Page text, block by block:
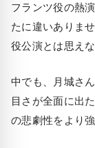
フランツ役の熱
たに違いありま
役公演とは思え
中でも、月城さ
目さが全面に出
の悲劇性をより